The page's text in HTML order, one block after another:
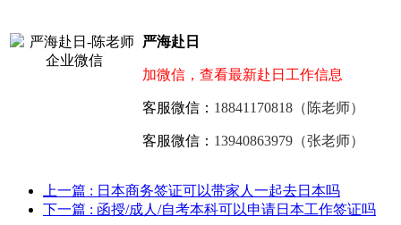
严海赴日
加微信，查看最新赴日工作信息
客服微信： 18841170818（陈老师）
客服微信： 13940863979（张老师）
上一篇 : 日本商务签证可以带家人一起去日本吗
下一篇 : 函授/成人/自考本科可以申请日本工作签证吗